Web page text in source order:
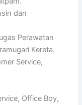
dan
Perawatan
Kereta.
Service,
Office Boy,